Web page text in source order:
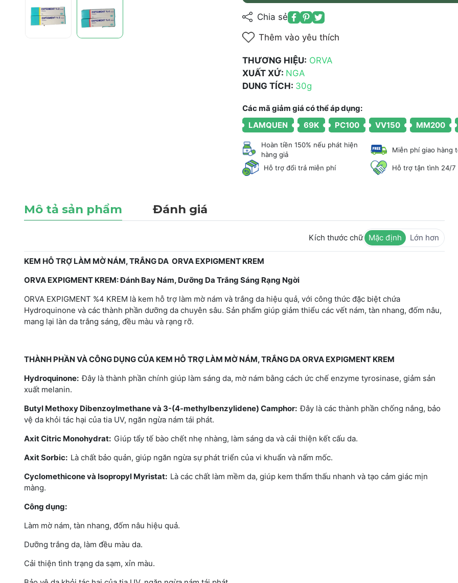
Chia sẻ
Thêm vào yêu thích
THƯƠNG HIỆU: ORVA
XUẤT XỨ: NGA
DUNG TÍCH: 30g
Các mã giảm giá có thể áp dụng:
LAMQUEN
69K PC100 VV150 MM200
Hoàn tiền 150% nếu phát hiện
hàng giả
Miễn phí giao hàng
Hỗ trợ đổi trả miễn phí Hỗ trợ tận tình 24/7
Mô tả sản phẩm Đánh giá
Kích thước chữ Mặc định Lớn hơn
KEM HỖ TRỢ LÀM MỜ NÁM, TRẮNG DA ORVA EXPIGMENT KREM
ORVA EXPIGMENT KREM: Đánh Bay Nám, Dưỡng Da Trắng Sáng Rạng Ngời
ORVA EXPIGMENT %4 KREM là kem hỗ trợ làm mờ nám và trắng da hiệu quả, với công thức đặc biệt chứa
Hydroquinone và các thành phần dưỡng da chuyên sâu. Sản phẩm giúp giảm thiểu các vết nám, tàn nhang, đốm nâu,
mang lại làn da trắng sáng, đều màu và rạng rỡ.
THÀNH PHẦN VÀ CÔNG DỤNG CỦA KEM HỖ TRỢ LÀM MỜ NÁM, TRẮNG DA ORVA EXPIGMENT KREM
Hydroquinone:Đây là thành phần chính giúp làm sáng da, mờ nám bằng cách ức chế enzyme tyrosinase, giảm sản
xuất melanin.
Butyl Methoxy Dibenzoylmethane và 3-(4-methylbenzylidene) Camphor:Đây là các thành phần chống nắng, bảo
vệ da khỏi tác hại của tia UV, ngăn ngừa nám tái phát.
Axit Citric Monohydrat: Giúp tẩy tế bào chết nhẹ nhàng, làm sáng da và cải thiện kết cấu da.
Axit Sorbic: Là chất bảo quản, giúp ngăn ngừa sự phát triển của vi khuẩn và nấm mốc.
Cyclomethicone và Isopropyl Myristat: Là các chất làm mềm da, giúp kem thẩm thấu nhanh và tạo cảm giác mịn
màng.
Công dụng:
Làm mờ nám, tàn nhang, đốm nâu hiệu quả.
Dưỡng trắng da, làm đều màu da.
Cải thiện tình trạng da sạm, xỉn màu.